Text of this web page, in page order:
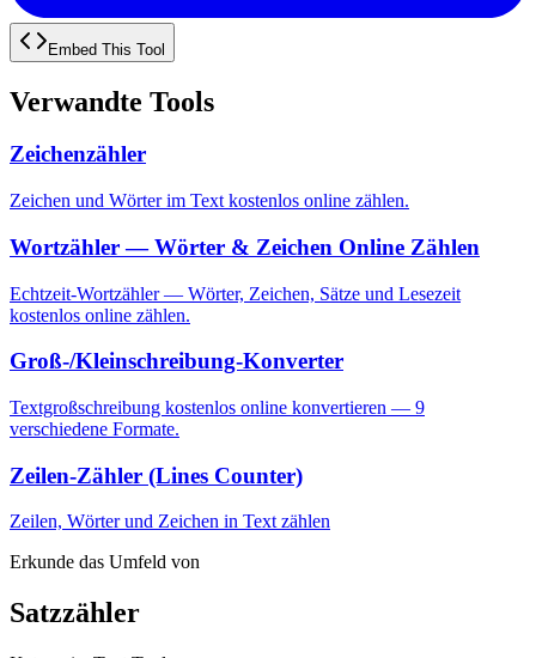
Embed This Tool
Verwandte Tools
Zeichenzähler
Zeichen und Wörter im Text kostenlos online zählen.
Wortzähler — Wörter & Zeichen Online Zählen
Echtzeit-Wortzähler — Wörter, Zeichen, Sätze und Lesezeit
kostenlos online zählen.
Groß-/Kleinschreibung-Konverter
Textgroßschreibung kostenlos online konvertieren — 9
verschiedene Formate.
Zeilen-Zähler (Lines Counter)
Zeilen, Wörter und Zeichen in Text zählen
Erkunde das Umfeld von
Satzzähler